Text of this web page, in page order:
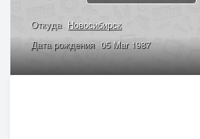
Откуда Новосибирск
Дата рождения 05 Mar 1987